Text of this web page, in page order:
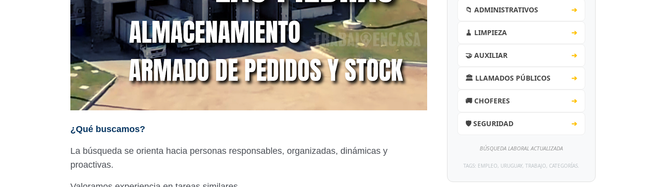
¿Qué buscamos?
La búsqueda se orienta hacia personas responsables, organizadas, dinámicas y
proactivas.
📁 ADMINISTRATIVOS ➔
🧹 LIMPIEZA ➔
🤝 AUXILIAR ➔
🏛️ LLAMADOS PÚBLICOS ➔
🚚 CHOFERES ➔
🛡️ SEGURIDAD ➔
BÚSQUEDA LABORAL ACTUALIZADA
TAGS: EMPLEO, URUGUAY, TRABAJO, CATEGORÍAS.